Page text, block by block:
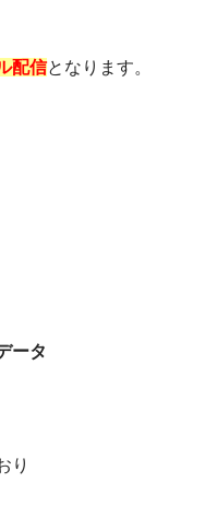
配信となります。
ータ
り